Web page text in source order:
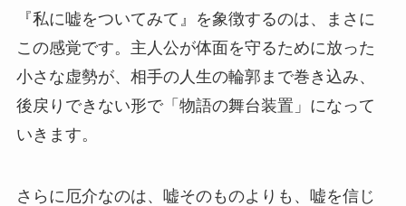
『私に嘘をついてみて』を象徴するのは、まさに
この感覚です。主人公が体面を守るために放った
小さな虚勢が、相手の人生の輪郭まで巻き込み、
後戻りできない形で「物語の舞台装置」になって
いきます。
さらに厄介なのは、嘘そのものよりも、嘘を信じ